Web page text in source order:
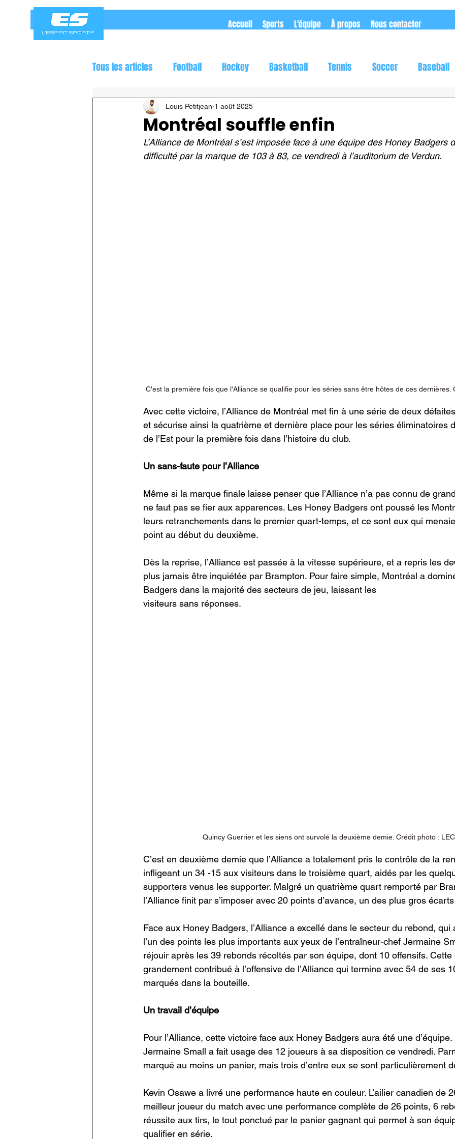
Accueil Sports L'équipe À propos Nous contacter
Tous les articles Football Hockey Basketball Tennis Soccer Baseball
Jeux olympiques Course automobile
Montréal souffle enfin
Louis Petitjean 1 août 2025
L’Alliance de Montréal s’est imposée face à une équipe des Honey Badgers
difficulté par la marque de 103 à 83, ce vendredi à l’auditorium de Verdun.
C'est la première fois que l'Alliance se qualifie pour les séries sans être hôtes de ces dernières.
Avec cette victoire, l’Alliance de Montréal met fin à une série de deux
et sécurise ainsi la quatrième et dernière place pour les séries éliminatoires
de l’Est pour la première fois dans l’histoire du club.
Un sans-faute pour l’Alliance
Même si la marque finale laisse penser que l’Alliance n’a pas connu de
ne faut pas se fier aux apparences. Les Honey Badgers ont poussé les
leurs retranchements dans le premier quart-temps, et ce sont eux qui
point au début du deuxième.
Dès la reprise, l’Alliance est passée à la vitesse supérieure, et a repris les
plus jamais être inquiétée par Brampton. Pour faire simple, Montréal a
Badgers dans la majorité des secteurs de jeu, laissant les
visiteurs sans réponses.
Quincy Guerrier et les siens ont survolé la deuxième demie. Crédit photo :
C’est en deuxième demie que l’Alliance a totalement pris le contrôle de la
infligeant un 34 -15 aux visiteurs dans le troisième quart, aidés par les
supporters venus les supporter. Malgré un quatrième quart remporté par
l’Alliance finit par s’imposer avec 20 points d’avance, un des plus gros
Face aux Honey Badgers, l’Alliance a excellé dans le secteur du rebond,
l’un des points les plus importants aux yeux de l’entraîneur-chef Jermaine
réjouir après les 39 rebonds récoltés par son équipe, dont 10 offensifs.
grandement contribué à l’offensive de l’Alliance qui termine avec 54 de ses
marqués dans la bouteille.
Un travail d’équipe
Pour l’Alliance, cette victoire face aux Honey Badgers aura été une
Jermaine Small a fait usage des 12 joueurs à sa disposition ce vendredi.
marqué au moins un panier, mais trois d’entre eux se sont particulièrement
Kevin Osawe a livré une performance haute en couleur. L’ailier canadien de
meilleur joueur du match avec une performance complète de 26 points, 6
réussite aux tirs, le tout ponctué par le panier gagnant qui permet à son
qualifier en série.